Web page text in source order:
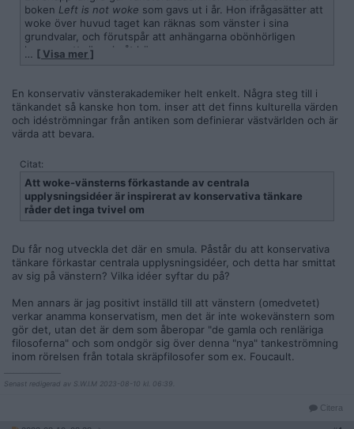
boken Left is not woke som gavs ut i år. Hon ifrågasätter att
woke över huvud taget kan räknas som vänster i sina
grundvalar, och förutspår att anhängarna obönhörligen
kommer att röra sig åt höger.
If you're woke, you're left. If you're left, you're
woke. We blur the terms, assuming that if
you're one you must be the other. That, Susan
wokeism conflict with ideas that have guided
the left for more than 200 years: a commitment
to universalism, a firm distinction between
argues, they will continue to undermine their
own goals and drift, inexorably and
unintentionally, towards the right. In the long
One of the world's leading philosophical voices,
Neiman makes this case by tracing the malign
influence of two titans of twentieth-century
thought, Michel Foucault and Carl Schmitt,
whose work undermined ideas of justice and
progress and portrayed social life as an eternal
… [ Visa mer ]
En konservativ vänsterakademiker helt enkelt. Några steg till i
tänkandet så kanske hon tom. inser att det finns kulturella värden
och idéströmningar från antiken som definierar västvärlden och är
värda att bevara.
Citat:
Att woke-vänsterns förkastande av centrala
upplysningsidéer är inspirerat av konservativa tänkare
råder det inga tvivel om
Du får nog utveckla det där en smula. Påstår du att konservativa
tänkare förkastar centrala upplysningsidéer, och detta har smittat
av sig på vänstern? Vilka idéer syftar du på?
Men annars är jag positivt inställd till att vänstern (omedvetet)
verkar anamma konservatism, men det är inte wokevänstern som
gör det, utan det är dem som åberopar "de gamla och renläriga
filosoferna" och som ondgör sig över denna "nya" tankeströmning
inom rörelsen från totala skräpfilosofer som ex. Foucault.
Senast redigerad av S.W.I.M 2023-08-10 kl. 06:39.
Citera